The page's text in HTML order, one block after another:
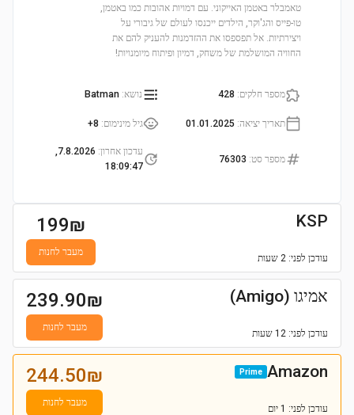
טאמבלר באטמן האייקוני. עם דמויות אהובות כמו באטמן,
טו-פייס והג'וקר, הילדים ייכנסו לעולם של גיבורי על
ויצירתיות. אל תפספסו את ההזדמנות להעניק להם את
החוויה המושלמת של משחק, דמיון ופיתוח מיומנויות!
מספר חלקים:
428 נושא:
Batman
תאריך יציאה:
01.01.2025 גיל מינימום:
8+
מספר סט:
76303
עדכון אחרון:
7.8.2026,
18:09:47
KSP
עודכן לפני: 2 שעות
199₪
מעבר לחנות
אמיגו (Amigo)
עודכן לפני: 12 שעות
239.90₪
מעבר לחנות
Amazon
Prime
עודכן לפני: 1 יום
244.50₪
מעבר לחנות